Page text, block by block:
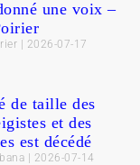
une voix –
2026-07-17
de taille des
et des
est décédé
2026-07-14